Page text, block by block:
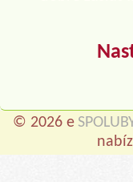
© 2026 e